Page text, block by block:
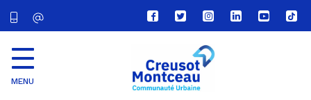
Lien
vers
compte
Facebook
Lien
vers
compte
Twitter
Lien
vers
le
compte
Lien
vers
Lien
vers
Lien
vers
MENU